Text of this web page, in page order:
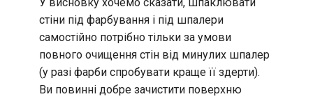
стіни під фарбування і під шпалери
самостійно потрібно тільки за умови
повного очищення стін від минулих шпалер
(у разі фарби спробувати краще її здерти).
Ви повинні добре зачистити поверхню